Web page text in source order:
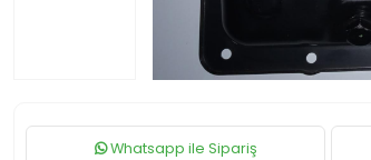
Whatsapp ile Sipariş